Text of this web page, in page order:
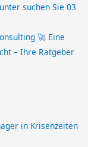
🚀 Eine
– Ihre Ratgeber
in Krisenzeiten